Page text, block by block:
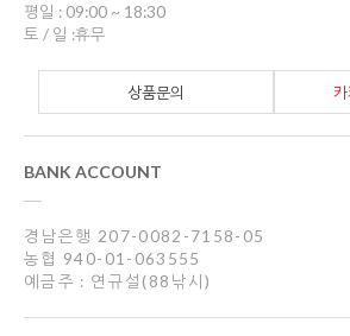
평일 : 09:00 ~ 18:30
토 / 일 :휴무
상품문의
BANK ACCOUNT
경남은행 207-0082-7158-05
농협 940-01-063555
예금주 : 연규설(88낚시)